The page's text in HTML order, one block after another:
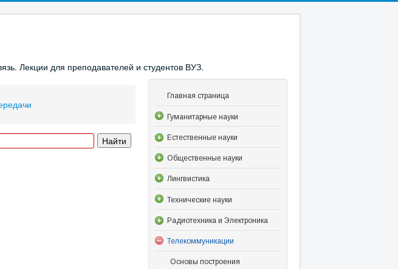
Лекции для преподавателей и студентов ВУЗ.
Главная страница
Гуманитарные науки
Естественные науки
Общественные науки
Лингвистика
Технические науки
Радиотехника и Электроника
Телекоммуникации
Основы построения